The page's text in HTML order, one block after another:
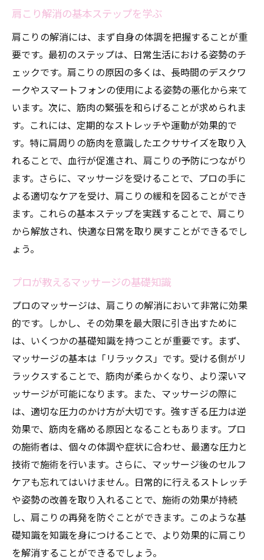
都会の疲れを癒すマッサージの魅力
肩こり解消に最適な環境作り
プロがすすめるリラクゼーション法
ストレス解消に効果的なマッサージ
心と体の健康を守るためのポイント
肩こりの原因を究明池袋で手に入れる新しい活
力
肩こりの主な原因を知ろう
生活習慣が肩こりに与える影響
肩こりを引き起こす姿勢のチェック
プロが教える原因別の対策法
プロの技術で肩の重さを軽減池袋のマッサージ
秘訣
プロのマッサージで肩こりを和らげる
効果を実感できる施術の流れ
肩の重さを軽減するためのアプローチ
池袋のプロがすすめるケアアイテム
マッサージ後の効果を持続させる方法
肩こり解消のためのプロのアドバイス
肩こりに悩むあなたへ池袋マッサージの最前線
肩こり解消のための最新トレンド
池袋で試したいマッサージの新技術
効果的な肩こり対策とは
プロがすすめるマッサージ用品
肩こり解消のための新しい施術法
肩こり解消の基本ステップを学ぶ
肩こりの解消には、まず自身の体調を把握することが重
要です。最初のステップは、日常生活における姿勢のチ
ェックです。肩こりの原因の多くは、長時間のデスクワ
ークやスマートフォンの使用による姿勢の悪化から来て
います。次に、筋肉の緊張を和らげることが求められま
す。これには、定期的なストレッチや運動が効果的で
す。特に肩周りの筋肉を意識したエクササイズを取り入
れることで、血行が促進され、肩こりの予防につながり
ます。さらに、マッサージを受けることで、プロの手に
よる適切なケアを受け、肩こりの緩和を図ることができ
ます。これらの基本ステップを実践することで、肩こり
から解放され、快適な日常を取り戻すことができるでし
ょう。
プロが教えるマッサージの基礎知識
プロのマッサージは、肩こりの解消において非常に効果
的です。しかし、その効果を最大限に引き出すために
は、いくつかの基礎知識を持つことが重要です。まず、
マッサージの基本は「リラックス」です。受ける側がリ
ラックスすることで、筋肉が柔らかくなり、より深いマ
ッサージが可能になります。また、マッサージの際に
は、適切な圧力のかけ方が大切です。強すぎる圧力は逆
効果で、筋肉を痛める原因となることもあります。プロ
の施術者は、個々の体調や症状に合わせ、最適な圧力と
技術で施術を行います。さらに、マッサージ後のセルフ
ケアも忘れてはいけません。日常的に行えるストレッチ
や姿勢の改善を取り入れることで、施術の効果が持続
し、肩こりの再発を防ぐことができます。このような基
礎知識を知識を身につけることで、より効果的に肩こり
を解消することができるでしょう。